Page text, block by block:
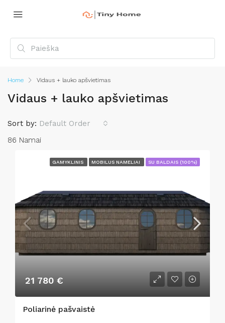
Home Vidaus + lauko apšvietimas
Vidaus + lauko apšvietimas
86 Namai
Sort by: Default Order
GAMYKLINIS MOBILUS NAMELIAI SU BALDAIS (100%)
21 780 €
Poliarinė pašvaistė